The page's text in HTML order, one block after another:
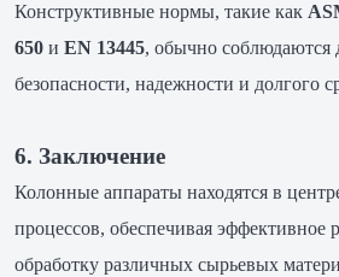
Конструктивные нормы, такие как
650и EN 13445, обычно соблюдаются
безопасности, надежности и долгого
6. Заключение
Колонные аппараты находятся в
процессов, обеспечивая эффективное
обработку различных сырьевых